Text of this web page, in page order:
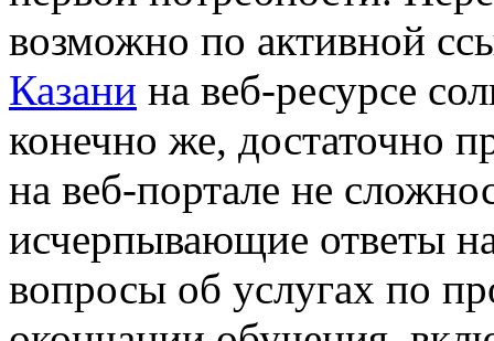
возможно по активной
Казани на веб-ресурсе
конечно же, достаточно
на веб-портале не
исчерпывающие ответы
вопросы об услугах по